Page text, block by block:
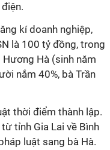
kí doanh nghiệp,
là 100 tỷ đồng, trong
Hà (sinh năm
nắm 40%, bà Trần
thời điểm thành lập.
tỉnh Gia Lai về Bình
luật sang bà Hà.